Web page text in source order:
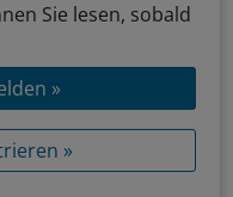
Sie lesen, sobald
»
»